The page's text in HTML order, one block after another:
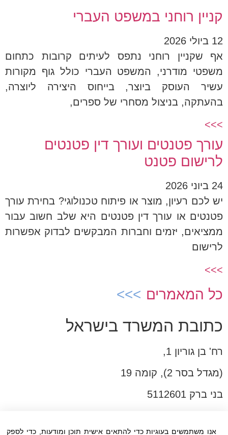
קניין רוחני במשפט העברי
12 ביולי 2026
אף שקניין רוחני נתפס לעיתים קרובות כתחום
משפטי מודרני, המשפט העברי כולל גוף מקורות
עשיר העוסק ביוצר, בייחוס היצירה ליוצרה,
בהעתקה, בניצול מסחרי של ספרים,
>>>
עורך פטנטים ועורך דין פטנטים
לרישום פטנט
24 ביוני 2026
יש לכם רעיון, מוצר או פיתוח טכנולוגי? בחירת עורך
פטנטים או עורך דין פטנטים היא שלב חשוב עבור
ממציאים, יזמים וחברות המבקשים לבדוק אפשרות
לרישום
>>>
כל המאמרים
כתובת המשרד בישראל
רח' בן גוריון 1,
(מגדל בסר 2), קומה 19
בני ברק 5112601
פקס:03-6005531
אנו משתמשים בעוגיות כדי להתאים אישית תוכן ומודעות, כדי לספק